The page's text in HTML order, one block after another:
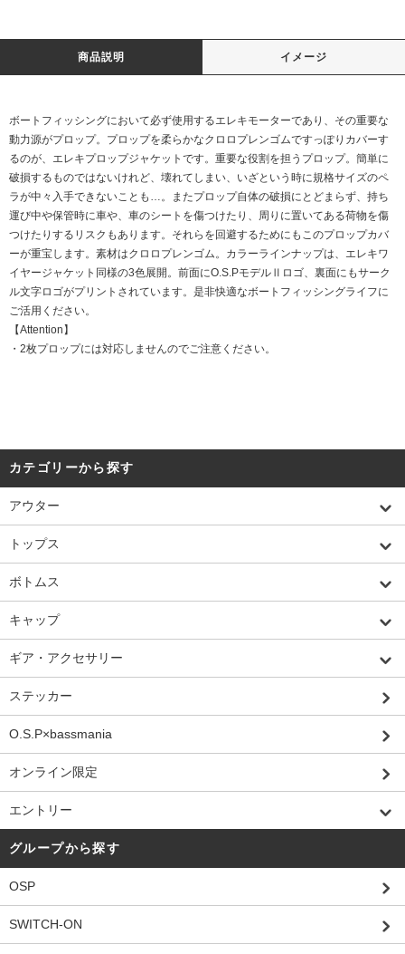
商品説明 イメージ
ボートフィッシングにおいて必ず使用するエレキモーターであり、その重要な
動力源がプロップ。プロップを柔らかなクロロプレンゴムですっぽりカバーす
るのが、エレキプロップジャケットです。重要な役割を担うプロップ。簡単に
破損するものではないけれど、壊れてしまい、いざという時に規格サイズのペ
ラが中々入手できないことも…。またプロップ自体の破損にとどまらず、持ち
運び中や保管時に車や、車のシートを傷つけたり、周りに置いてある荷物を傷
つけたりするリスクもあります。それらを回避するためにもこのプロップカバ
ーが重宝します。素材はクロロプレンゴム。カラーラインナップは、エレキワ
イヤージャケット同様の3色展開。前面にO.S.PモデルⅡロゴ、裏面にもサーク
ル文字ロゴがプリントされています。是非快適なボートフィッシングライフに
ご活用ください。
【Attention】
・2枚プロップには対応しませんのでご注意ください。
カテゴリーから探す
アウター
トップス
ボトムス
キャップ
ギア・アクセサリー
ステッカー
O.S.P×bassmania
オンライン限定
エントリー
グループから探す
OSP
SWITCH-ON